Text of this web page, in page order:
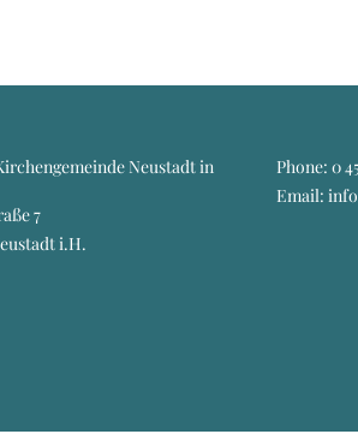
Neustadt in
7
i.H.
Phone: 0
Email: